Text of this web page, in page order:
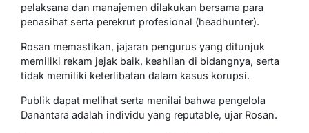
pelaksana dan manajemen dilakukan bersama para
penasihat serta perekrut profesional (headhunter).
Rosan memastikan, jajaran pengurus yang ditunjuk
memiliki rekam jejak baik, keahlian di bidangnya, serta
tidak memiliki keterlibatan dalam kasus korupsi.
Publik dapat melihat serta menilai bahwa pengelola
Danantara adalah individu yang reputable, ujar Rosan.